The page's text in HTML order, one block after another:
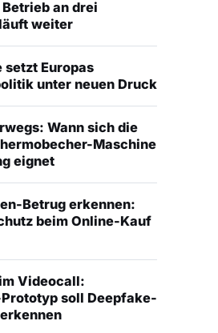
an drei
weiter
Europas
unter neuen Druck
Wann sich die
Maschine
eignet
Betrug erkennen:
beim Online-Kauf
Videocall:
soll Deepfake-